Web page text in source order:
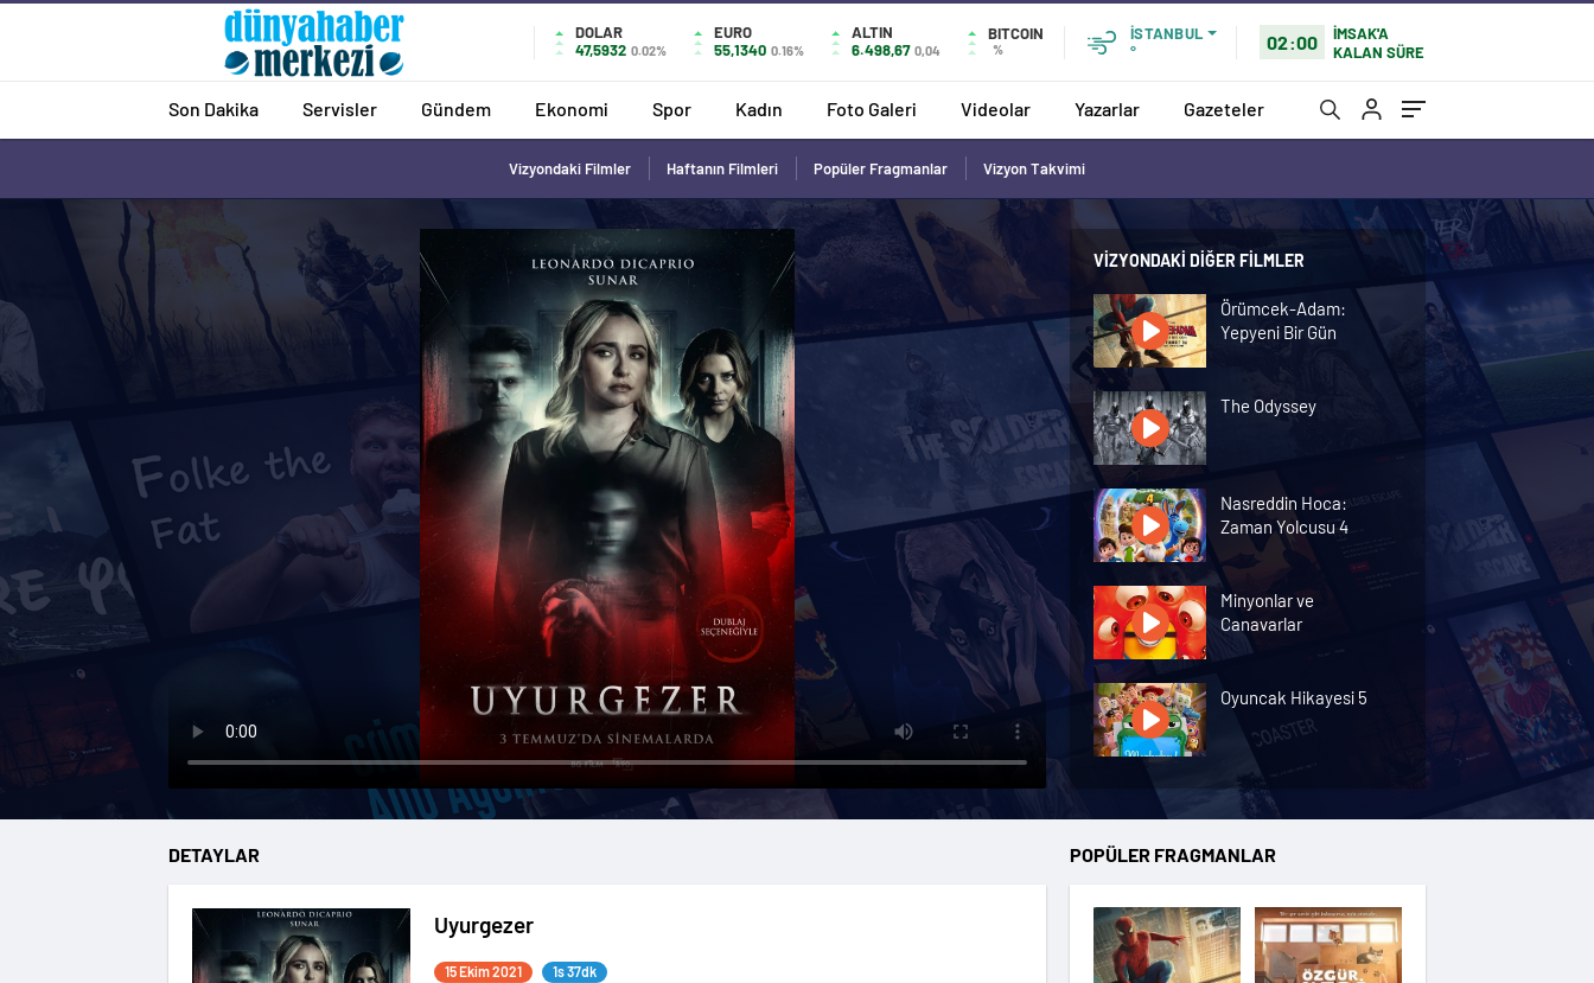
DOLAR
47,5932 0.02%
EURO
55,1340 0.16%
ALTIN
6.498,67 0,04
BITCOIN
%
İSTANBUL
°
02:00
İMSAK'A
KALAN SÜRE
Son Dakika Servisler Gündem Ekonomi Spor Kadın Foto Galeri Videolar Yazarlar Gazeteler
Vizyondaki Filmler Haftanın Filmleri Popüler Fragmanlar Vizyon Takvimi
VIZYONDAKI DIĞER FILMLER
Örümcek-Adam:
Yepyeni Bir Gün
The Odyssey
Nasreddin Hoca:
Zaman Yolcusu 4
Minyonlar ve
Canavarlar
Oyuncak Hikayesi 5
Özgür Kedi Scotty
DETAYLAR
Uyurgezer
15 Ekim 2021 1s 37dk
POPÜLER FRAGMANLAR